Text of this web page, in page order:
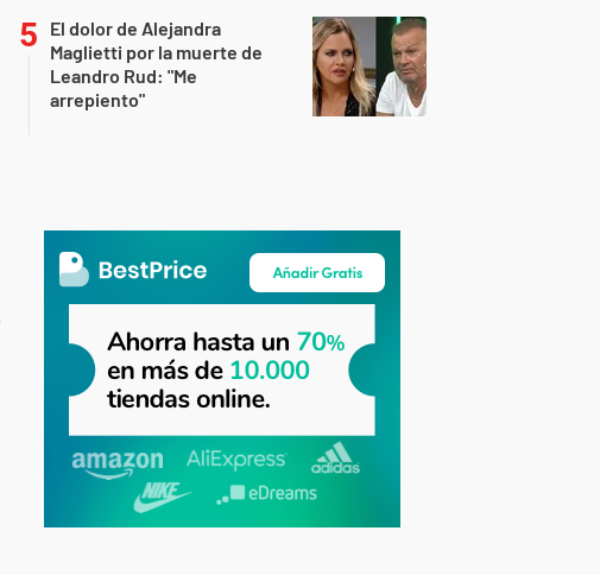
El dolor de Alejandra
Maglietti por la muerte de
Leandro Rud: "Me
arrepiento"